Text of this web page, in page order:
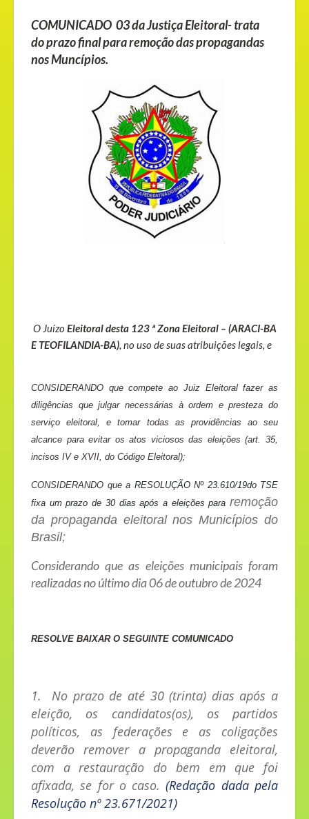
COMUNICADO 03 da Justiça Eleitoral- trata
doprazo final para remoção das propagandas
nos Muncípios.
O Juízo Eleitoraldesta 123 ª ZonaEleitoral – (ARACI-BA
E TEOFILANDIA-BA), no uso de suas atribuições legais, e
CONSIDERANDO que compete ao Juiz Eleitoralfazer as
diligências que julgar necessárias à ordem e presteza do
serviçoeleitoral, e tomar todas as providências ao seu
alcance para evitar os atos viciosos das eleições (art. 35,
incisos IV e XVII, do Código Eleitoral);
CONSIDERANDO que a RESOLUÇÃO Nº 23.610/19do TSE
fixa um prazo de 30 dias após a eleições para remoção
da propaganda eleitoral nos Municípios do
Brasil;
Considerando que as eleições municipais foram
realizadas no último dia 06 de outubro de 2024
RESOLVE BAIXAR O SEGUINTE COMUNICADO
1. No prazo de até 30 (trinta) dias após a
eleição, os candidatos(os), os partidos
políticos, as federações e as coligações
deverão remover a propaganda eleitoral,
com a restauração do bem em que foi
afixada, se for o caso.(Redação dada pela
Resolução nº 23.671/2021)